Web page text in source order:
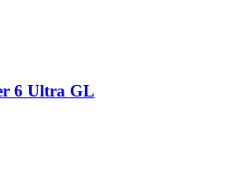
6 Ultra GL